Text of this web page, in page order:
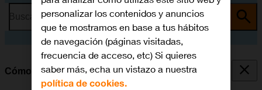
Busca por problema o tema
Cómo utilizar el reconocimiento facial (Face ID)
personalizar los contenidos y anuncios
que te mostramos en base a tus hábitos
de navegación (páginas visitadas,
frecuencia de acceso, etc) Si quieres
saber más, echa un vistazo a nuestra
política de cookies.